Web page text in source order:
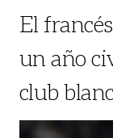
El
un año
club